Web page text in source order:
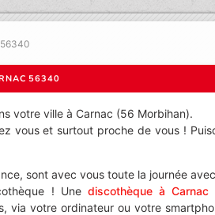
56340
votre ville à Carnac (56 Morbihan).
vous et surtout proche de vous !
sont avec vous toute la journée
! Une discothèque à Carnac
via votre ordinateur ou votre